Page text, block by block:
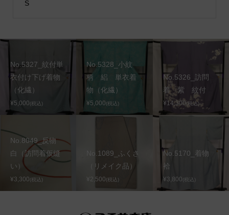
S
No.5327_紋付単
衣付け下げ着物
（化繊）
¥5,000(税込)
No.5328_小紋
柄 絽 単衣着
物（化繊）
¥5,000(税込)
No.5326_訪問
着 紫 紋付
¥14,300(税込)
No.8049_反物
白（訪問着仮縫
い）
¥3,300(税込)
No.1089_ふくさ
（リメイク品）
¥2,500(税込)
No.5170_着物
袷
¥3,800(税込)